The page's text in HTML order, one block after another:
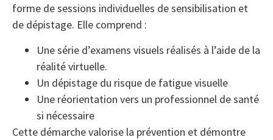
forme de sessions individuelles de sensibilisation et
de dépistage. Elle comprend :
Une série d’examens visuels réalisés à l’aide de la
réalité virtuelle.
Un dépistage du risque de fatigue visuelle
Une réorientation vers un professionnel de santé
si nécessaire
Cette démarche valorise la prévention et démontre